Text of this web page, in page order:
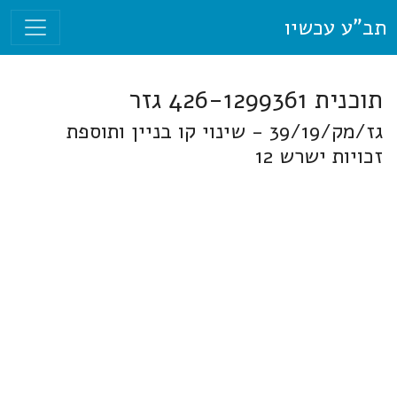
תב"ע עכשיו
תוכנית 426-1299361 גזר
גז/מק/39/19 - שינוי קו בניין ותוספת
זכויות ישרש 12